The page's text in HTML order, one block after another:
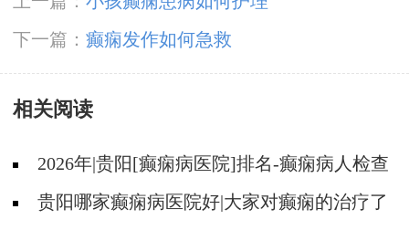
下一篇： 癫痫发作如何急救
相关阅读
2026年|贵阳[癫痫病医院]排名-癫痫病人检查
对身体有影响吗?
贵阳哪家癫痫病医院好|大家对癫痫的治疗了